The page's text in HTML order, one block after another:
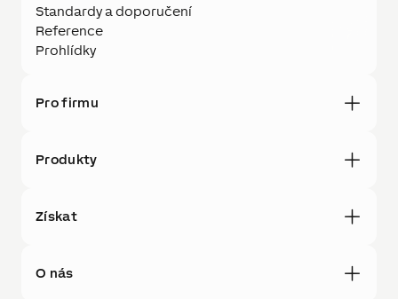
Standardy a doporučení
Reference
Prohlídky
Pro firmu
Produkty
Získat
O nás